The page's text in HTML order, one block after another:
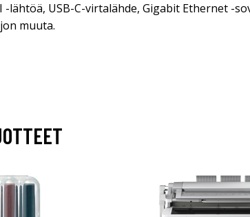
-lähtöä, USB-C-virtalähde, Gigabit Ethernet -
muuta.